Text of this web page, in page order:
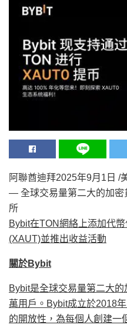
阿聯酋迪拜2025年9月1日 /
— 全球交易量第二大的加密
所
Bybit在TON網絡上添加代
(XAUT)並推出收益活動
關於Bybit
Bybit是全球交易量第二大
萬用戶。Bybit成立於2018
的開放性，為每個人創建一